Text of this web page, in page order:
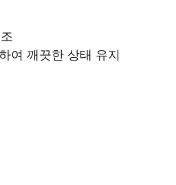
여 깨끗한 상태 유지